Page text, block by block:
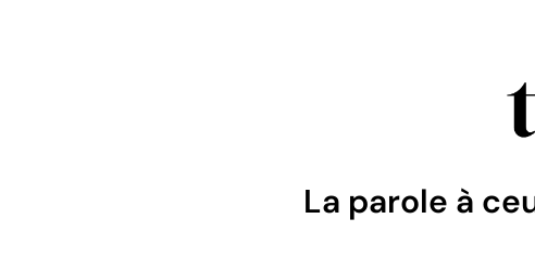
La parole à